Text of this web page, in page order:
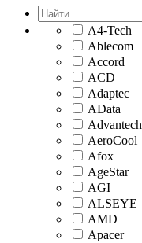
A4-Tech
Ablecom
Accord
ACD
Adaptec
AData
Advantech
AeroCool
Afox
AgeStar
AGI
ALSEYE
AMD
Apacer